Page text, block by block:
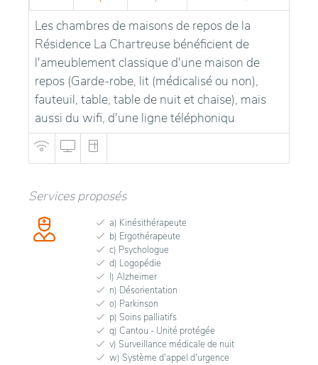
Les chambres de maisons de repos de la
Résidence La Chartreuse bénéficient de
l'ameublement classique d'une maison de
repos (Garde-robe, lit (médicalisé ou non),
fauteuil, table, table de nuit et chaise), mais
aussi du wifi, d'une ligne téléphoniqu
Services proposés
a) Kinésithérapeute
b) Ergothérapeute
c) Psychologue
d) Logopédie
l) Alzheimer
n) Désorientation
o) Parkinson
p) Soins palliatifs
q) Cantou - Unité protégée
v) Surveillance médicale de nuit
w) Système d'appel d'urgence